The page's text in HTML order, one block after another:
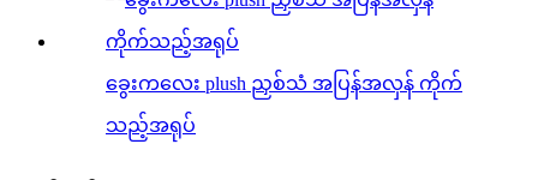
ခွေးကလေး plush ညှစ်သံ အပြန်အလှန် ကိုက်
သည့်အရုပ်